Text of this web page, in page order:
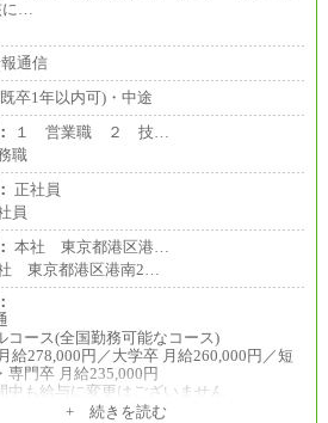
に…
通信
卒1年以内可)・中途
１ 営業職 ２ 技…
職
正社員
員
本社 東京都港区港…
東京都港区港南2…
コース(全国勤務可能なコース)
給278,000円／大学卒 月給260,000円／短
専門卒 月給235,000円
も給与に変更はございません
+ 続きを読む